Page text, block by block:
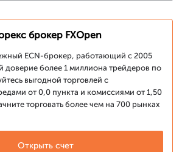
брокер FXOpen
ECN-брокер, работающий с 2005
доверие более 1 миллиона трейдеров по
выгодной торговлей с
от 0,0 пункта и комиссиями от 1,50
торговать более чем на 700 рынках
Открыть счет